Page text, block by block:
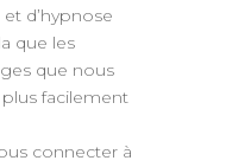
d’hypnose
que les
que nous
plus facilement
connecter à